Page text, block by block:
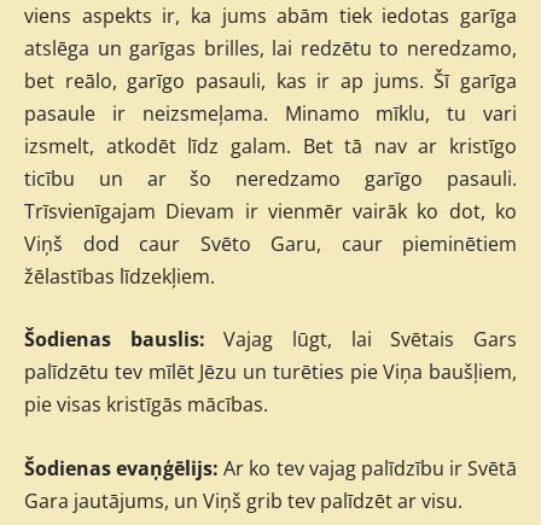
viens aspekts ir, ka jums abām tiek iedotas garīga
atslēga un garīgas brilles, lai redzētu to neredzamo,
bet reālo, garīgo pasauli, kas ir ap jums. Šī garīga
pasaule ir neizsmeļama. Minamo mīklu, tu vari
izsmelt, atkodēt līdz galam. Bet tā nav ar kristīgo
ticību un ar šo neredzamo garīgo pasauli.
Trīsvienīgajam Dievam ir vienmēr vairāk ko dot, ko
Viņš dod caur Svēto Garu, caur pieminētiem
žēlastības līdzekļiem.
Šodienas bauslis: Vajag lūgt, lai Svētais Gars
palīdzētu tev mīlēt Jēzu un turēties pie Viņa baušļiem,
pie visas kristīgās mācības.
Šodienas evaņģēlijs: Ar ko tev vajag palīdzību ir Svētā
Gara jautājums, un Viņš grib tev palīdzēt ar visu.